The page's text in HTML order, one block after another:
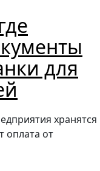
для
хранятся
оплата от